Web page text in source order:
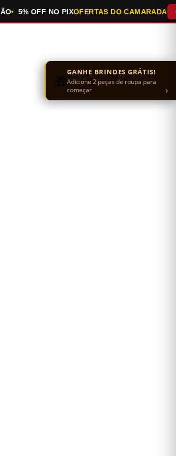
5% OFF NO PIXOFERTAS DO CAMARADA
🎁GANHE BRINDES GRÁTIS!
Adicione 2 peças de roupa para
começar
›